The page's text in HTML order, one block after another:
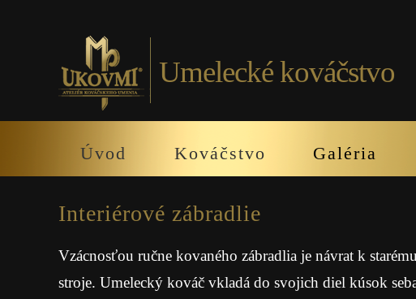
Umelecké kováčstvo
Úvod Kováčstvo Galéria
Interiérové zábradlie
Vzácnosťou ručne kovaného zábradlia je návrat k
stroje. Umelecký kováč vkladá do svojich diel kúsok